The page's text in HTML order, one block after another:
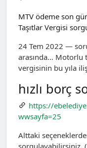
MTV ödeme son
Taşıtlar Vergisi
24 Tem 2022 —
arasında… Motorlu
vergisinin bu yıla
hızlı borç
https://
wwsayfa=25
Alttaki